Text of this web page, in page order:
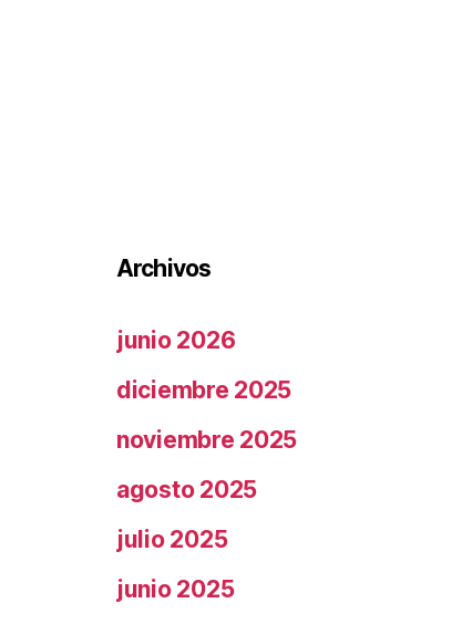
Archivos
junio 2026
diciembre 2025
noviembre 2025
agosto 2025
julio 2025
junio 2025